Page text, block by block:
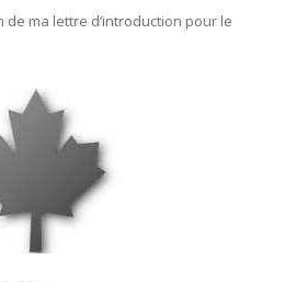
ma lettre d’introduction pour le